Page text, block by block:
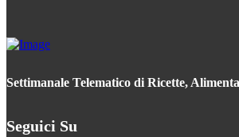
Settimanale Telematico di Ricette,
Seguici Su